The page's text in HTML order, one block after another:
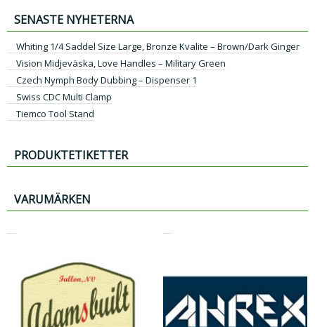
SENASTE NYHETERNA
Whiting 1/4 Saddel Size Large, Bronze Kvalite – Brown/Dark Ginger
Vision Midjeväska, Love Handles – Military Green
Czech Nymph Body Dubbing – Dispenser 1
Swiss CDC Multi Clamp
Tiemco Tool Stand
PRODUKTETIKETTER
VARUMÄRKEN